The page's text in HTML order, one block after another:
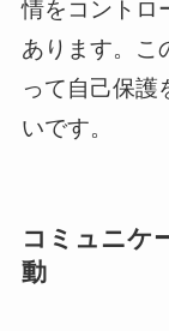
情をコントロ
あります。こ
って自己保護
いです。
コミュニケ
動